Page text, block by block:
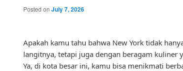
Posted on July 7, 2026
Apakah kamu tahu bahwa New York tidak
langitnya, tetapi juga dengan beragam kuliner
Ya, di kota besar ini, kamu bisa menikmati